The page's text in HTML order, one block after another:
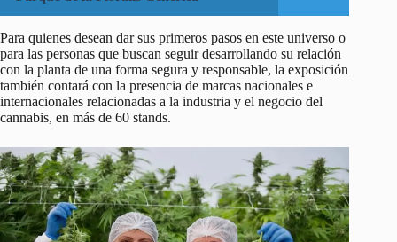
Para quienes desean dar sus primeros pasos en este universo o
para las personas que buscan seguir desarrollando su relación
con la planta de una forma segura y responsable, la exposición
también contará con la presencia de marcas nacionales e
internacionales relacionadas a la industria y el negocio del
cannabis, en más de 60 stands.